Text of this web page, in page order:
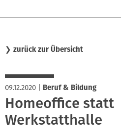
❯ zurück zur Übersicht
09.12.2020 Beruf & Bildung
Homeoffice statt
Werkstatthalle